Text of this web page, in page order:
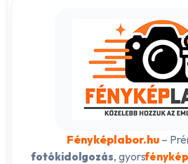
Fényképlabor.hu–
fotókidolgozás, gyors